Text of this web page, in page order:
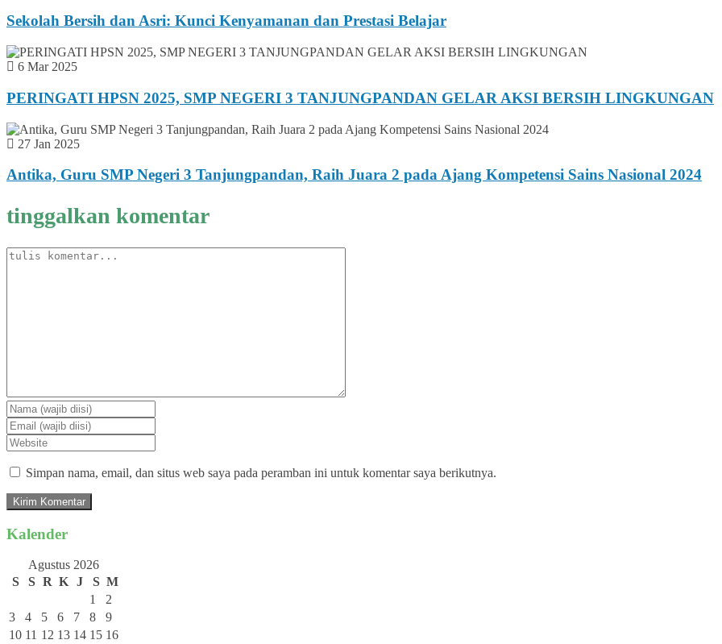
Sekolah Bersih dan Asri: Kunci Kenyamanan dan Prestasi Belajar
6 Mar 2025
PERINGATI HPSN 2025, SMP NEGERI 3 TANJUNGPANDAN GELAR AKSI BERSIH LINGKUNGAN
27 Jan 2025
Antika, Guru SMP Negeri 3 Tanjungpandan, Raih Juara 2 pada Ajang Kompetensi Sains Nasional 2024
tinggalkan komentar
Simpan nama, email, dan situs web saya pada peramban ini untuk komentar saya berikutnya.
Kalender
Agustus 2026
S
S R K J S M
1
2
3
4 5 6 7 8
9
10 11 12 13 14 15 16